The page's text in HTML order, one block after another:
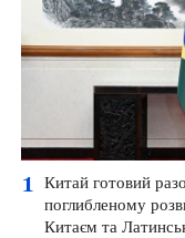
1
Китай готовий
поглибленому
Китаєм та